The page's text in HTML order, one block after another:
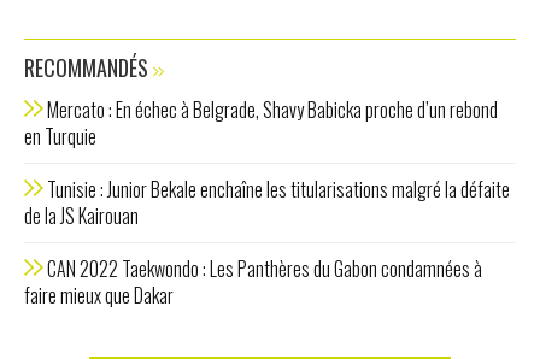
RECOMMANDÉS
Mercato : En échec à Belgrade, Shavy Babicka proche d’un rebond
en Turquie
Tunisie : Junior Bekale enchaîne les titularisations malgré la défaite
de la JS Kairouan
CAN 2022 Taekwondo : Les Panthères du Gabon condamnées à
faire mieux que Dakar